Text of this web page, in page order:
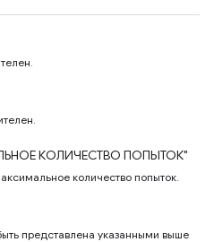
КОЛИЧЕСТВО ПОПЫТОК"
количество попыток.
представлена ​​указанными выше